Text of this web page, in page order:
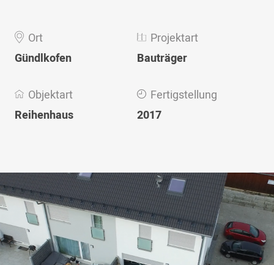
Ort
Gündlkofen
Projektart
Bauträger
Objektart
Reihenhaus
Fertigstellung
2017